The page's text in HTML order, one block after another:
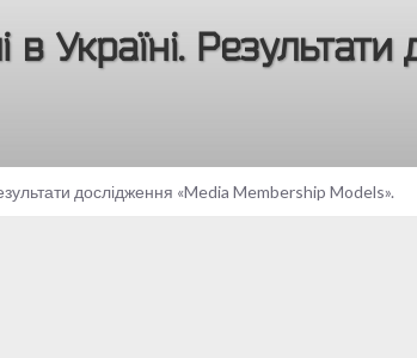
Україні.
дослідження «Media Membership Models».